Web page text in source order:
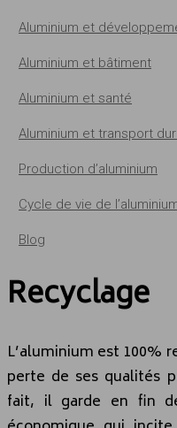
Aluminium et
Aluminium et bâtiment
Aluminium et santé
Aluminium et transport
Production d’aluminium
Cycle de vie de
Blog
Recyclage
L’aluminium est 100%
perte de ses qualités
fait, il garde en fin